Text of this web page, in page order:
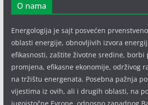
O nama
Energologija je sajt posvećen
oblasti energije, obnovljivih izvora
efikasnosti, zaštite životne sredine, borbi
promjena, efikasne ekonomije, održivog
na tržištu energenata. Posebna pažnja
vijestima iz ovih, ali i drugih oblasti, na